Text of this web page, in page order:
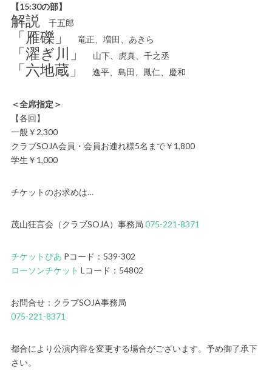
【15:30の部】
解説 千五郎
「雁礫」 竜正、増田、あきら
「濯ぎ川」 山下、虎真、千之丞
「六地蔵」 逸平、島田、鳳仁、慶和
＜全席指定＞
【各回】
一般￥2,300
クラブSOJA会員・会員お連れ様5名まで￥1,800
学生￥1,000
チケットのお求めは…
茂山狂言会（クラブSOJA）事務局 075-221-8371
チケットぴあ Pコード：539-302
ローソンチケット Lコード：54802
お問合せ：クラブSOJA事務局
075-221-8371
都合により公演内容を変更する場合がございます。予め御了承下
さい。